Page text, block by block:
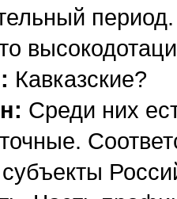
Кавказские?
Среди них